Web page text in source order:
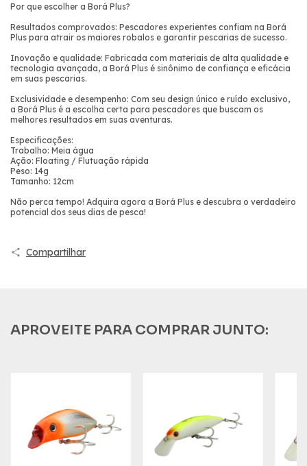
Por que escolher a Borá Plus?
Resultados comprovados: Pescadores experientes confiam na Borá
Plus para atrair os maiores robalos e garantir pescarias de sucesso.
Inovação e qualidade: Fabricada com materiais de alta qualidade e
tecnologia avançada, a Borá Plus é sinônimo de confiança e eficácia
em suas pescarias.
Exclusividade e desempenho: Com seu design único e ruído exclusivo,
a Borá Plus é a escolha certa para pescadores que buscam os
melhores resultados em suas aventuras.
Especificações:
Trabalho: Meia água
Ação: Floating / Flutuação rápida
Peso: 14g
Tamanho: 12cm
Não perca tempo! Adquira agora a Borá Plus e descubra o verdadeiro
potencial dos seus dias de pesca!
Compartilhar
APROVEITE PARA COMPRAR JUNTO: